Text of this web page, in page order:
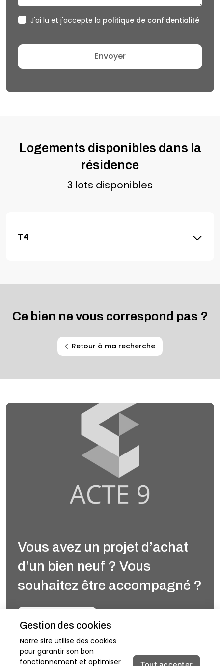
J'ai lu et j'accepte la politique de confidentialité
Logements disponibles dans la
résidence
3 lots disponibles
T4
Ce bien ne vous correspond pas ?
Retour à ma recherche
Vous avez un projet d’achat
d’un bien neuf ? Vous
souhaitez être accompagné ?
Nous contacter
Accueil
Gestion des cookies
Notre site utilise des cookies
pour garantir son bon
fonctionnement et optimiser
Tout accepter